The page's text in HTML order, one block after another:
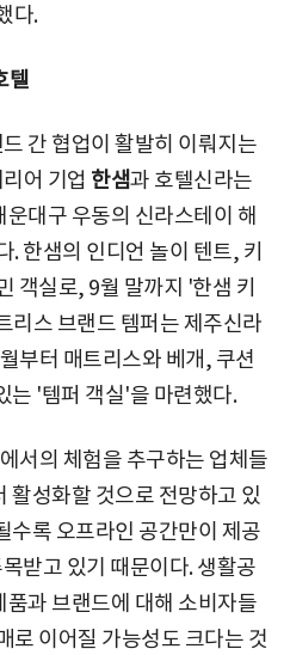
다.
텔
간 협업이 활발히 이뤄지는
어 기업 한샘과 호텔신라는
대구 우동의 신라스테이 해
한샘의 인디언 놀이 텐트, 키
객실로, 9월 말까지 '한샘 키
리스 브랜드 템퍼는 제주신라
부터 매트리스와 베개, 쿠션
는 '템퍼 객실'을 마련했다.
서의 체험을 추구하는 업체들
활성화할 것으로 전망하고 있
수록 오프라인 공간만이 제공
받고 있기 때문이다. 생활공
과 브랜드에 대해 소비자들
로 이어질 가능성도 크다는 것